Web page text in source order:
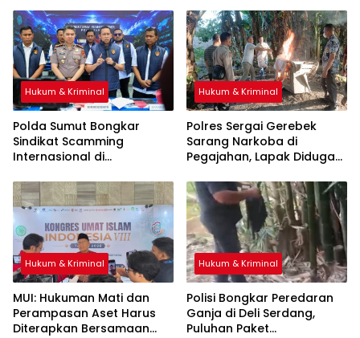
Hukum & Kriminal
Polda Sumut Bongkar
Sindikat Scamming
Internasional di
Asal Kalimantan Rugi Rp6,7
Miliar
Hukum & Kriminal
Polres Sergai Gerebek
Sarang Narkoba di
Pegajahan, Lapak Diduga
Dibakar
Hukum & Kriminal
‎MUI: Hukuman Mati dan
Perampasan Aset Harus
Diterapkan Bersamaan
Hukum & Kriminal
Polisi Bongkar Peredaran
Ganja di Deli Serdang,
Puluhan Paket